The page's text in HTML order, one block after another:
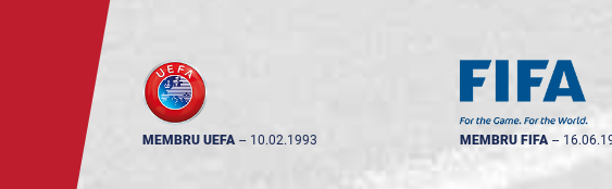
MEMBRU UEFA -- 10.02.1993 MEMBRU FIFA --